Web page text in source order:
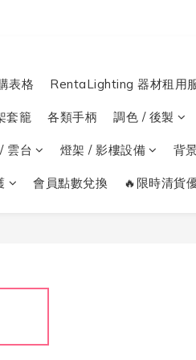
表格 RentaLighting 器材租用
套籠 各類手柄 調色 / 後製
雲台 燈架 / 影樓設備 背
會員點數兌換 🔥限時清貨